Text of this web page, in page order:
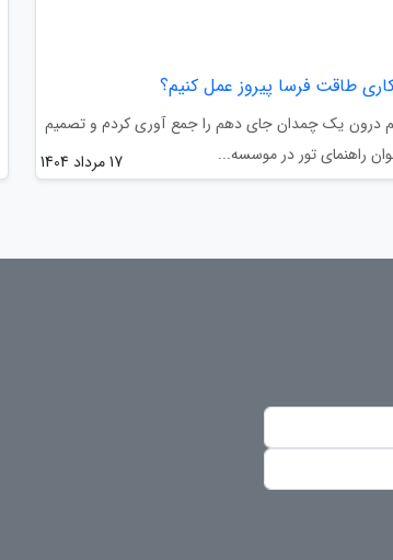
طاقت فرسا پیروز عمل کنیم؟
درون یک چمدان جای دهم را جمع آوری کردم و تصمیم
راهنمای تور در موسسه...
17 مرداد 1404